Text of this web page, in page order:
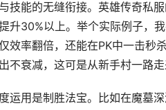
技能的无缝衔接。英雄传奇私
升30%以上。举个实际例子，
效率翻倍，还能在PK中一击秒
不衰减，这可是从新手村一路走
运用是制胜法宝。比如在魔墓